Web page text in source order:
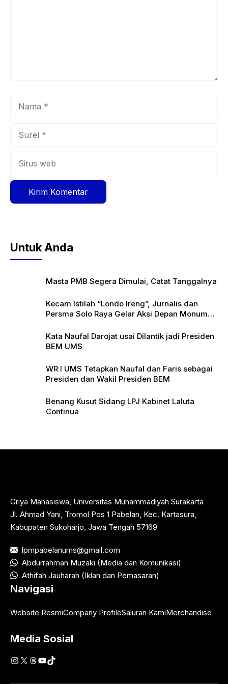
Untuk Anda
Masta PMB Segera Dimulai, Catat Tanggalnya
Kecam Istilah “Londo Ireng”, Jurnalis dan
Persma Solo Raya Gelar Aksi Depan Monumen
Kata Naufal Darojat usai Dilantik jadi Presiden
BEM UMS
WR I UMS Tetapkan Naufal dan Faris sebagai
Presiden dan Wakil Presiden BEM
Benang Kusut Sidang LPJ Kabinet Laluta
Continua
Griya Mahasiswa, Universitas Muhammadiyah Surakarta
Jl. Ahmad Yani, Tromol Pos 1 Pabelan, Kec. Kartasura,
Kabupaten Sukoharjo, Jawa Tengah 57169
lpmpabelanums@gmail.com
Abdurrahman Muzaki (Media dan Komunikasi)
Athifah Jauharah (Iklan dan Pemasaran)
Navigasi
Website ResmiCompany ProfileSaluran KamiMerchandise
Media Sosial
Instagram
X Threads
YouTube
TikTok